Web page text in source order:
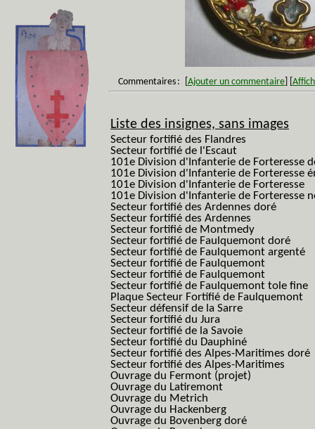
Commentaires : Ajouter un commentaire
Liste des insignes, sans images
Secteur fortifié des Flandres
Secteur fortifié de l'Escaut
101e Division d'Infanterie de Forteresse
101e Division d'Infanterie de Forteresse
101e Division d'Infanterie de Forteresse
101e Division d'Infanterie de Forteresse
Secteur fortifié des Ardennes doré
Secteur fortifié des Ardennes
Secteur fortifié de Montmedy
Secteur fortifié de Faulquemont doré
Secteur fortifié de Faulquemont argenté
Secteur fortifié de Faulquemont
Secteur fortifié de Faulquemont
Secteur fortifié de Faulquemont tole fine
Plaque Secteur Fortifié de Faulquemont
Secteur défensif de la Sarre
Secteur fortifié du Jura
Secteur fortifié de la Savoie
Secteur fortifié du Dauphiné
Secteur fortifié des Alpes-Maritimes doré
Secteur fortifié des Alpes-Maritimes
Ouvrage du Fermont (projet)
Ouvrage du Latiremont
Ouvrage du Metrich
Ouvrage du Hackenberg
Ouvrage du Bovenberg doré